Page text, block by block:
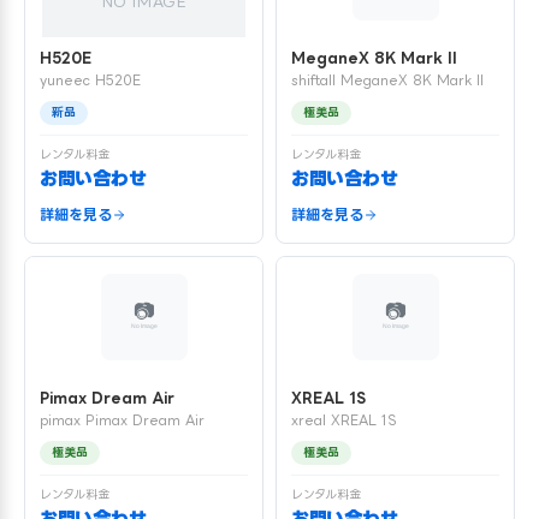
H520E
yuneec H520E
新品
レンタル料金
お問い合わせ
詳細を見る
MeganeX 8K Mark II
shiftall MeganeX 8K Mark II
極美品
レンタル料金
お問い合わせ
詳細を見る
Pimax Dream Air
pimax Pimax Dream Air
極美品
レンタル料金
XREAL 1S
xreal XREAL 1S
極美品
レンタル料金